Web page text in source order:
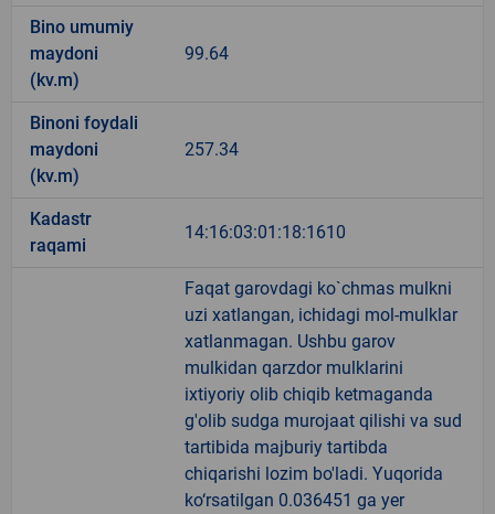
Bino umumiy
maydoni
(kv.m)
99.64
Binoni foydali
maydoni
(kv.m)
257.34
Kadastr
raqami
14:16:03:01:18:1610
Faqat garovdagi ko`chmas mulkni
uzi xatlangan, ichidagi mol-mulklar
xatlanmagan. Ushbu garov
mulkidan qarzdor mulklarini
ixtiyoriy olib chiqib ketmaganda
g'olib sudga murojaat qilishi va sud
tartibida majburiy tartibda
chiqarishi lozim bo'ladi. Yuqorida
ko‘rsatilgan 0.036451 ga yer